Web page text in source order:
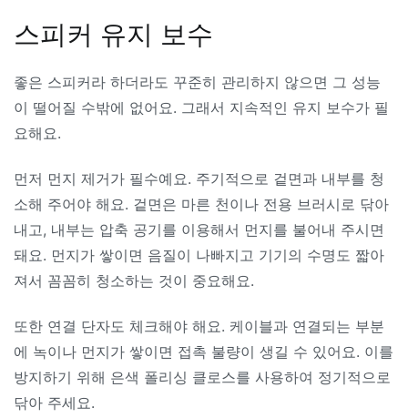
스피커 유지 보수
좋은 스피커라 하더라도 꾸준히 관리하지 않으면 그 성능
이 떨어질 수밖에 없어요. 그래서 지속적인 유지 보수가 필
요해요.
먼저 먼지 제거가 필수예요. 주기적으로 겉면과 내부를 청
소해 주어야 해요. 겉면은 마른 천이나 전용 브러시로 닦아
내고, 내부는 압축 공기를 이용해서 먼지를 불어내 주시면
돼요. 먼지가 쌓이면 음질이 나빠지고 기기의 수명도 짧아
져서 꼼꼼히 청소하는 것이 중요해요.
또한 연결 단자도 체크해야 해요. 케이블과 연결되는 부분
에 녹이나 먼지가 쌓이면 접촉 불량이 생길 수 있어요. 이를
방지하기 위해 은색 폴리싱 클로스를 사용하여 정기적으로
닦아 주세요.